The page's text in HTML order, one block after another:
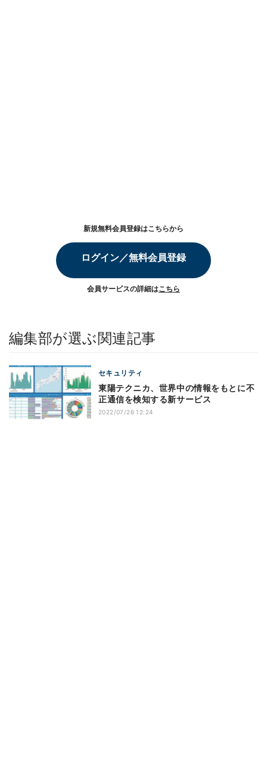
新規無料会員登録はこちらから
ログイン／無料会員登録
会員サービスの詳細はこちら
編集部が選ぶ関連記事
セキュリティ
東陽テクニカ、世界中の情報をもとに不
正通信を検知する新サービス
2022/07/26 12:24